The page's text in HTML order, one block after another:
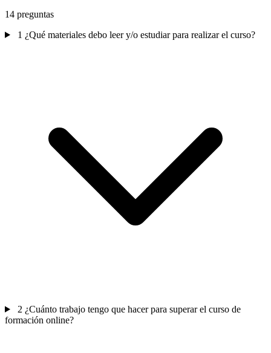
14 preguntas
1 ¿Qué materiales debo leer y/o estudiar para realizar el curso?
2 ¿Cuánto trabajo tengo que hacer para superar el curso de
formación online?